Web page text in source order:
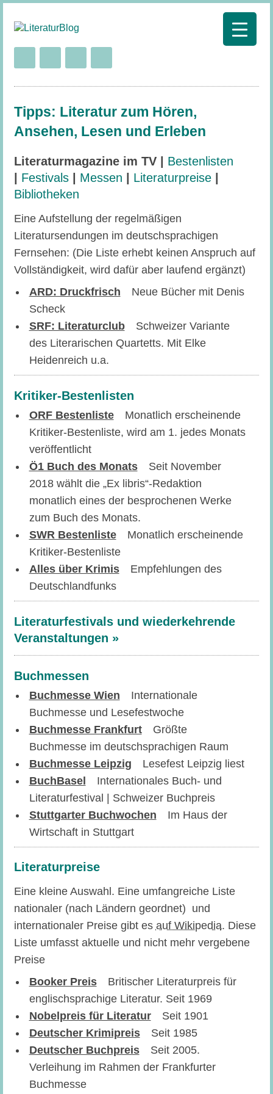
Tipps: Literatur zum Hören,
Ansehen, Lesen und Erleben
Literaturmagazine im TV | Bestenlisten
Festivals| Messen Literaturpreise|
Bibliotheken
Eine Aufstellung der regelmäßigen
Literatursendungen im deutschsprachigen
Fernsehen: (Die Liste erhebt keinen Anspruch auf
Vollständigkeit, wird dafür aber laufend ergänzt)
ARD: Druckfrisch
Neue Bücher mit Denis
Scheck
SRF: Literaturclub
Schweizer Variante
des Literarischen Quartetts. Mit Elke
Heidenreich u.a.
Kritiker-Bestenlisten
ORF Bestenliste
Monatlich erscheinende
Kritiker-Bestenliste, wird am 1. jedes Monats
veröffentlicht
Ö1 Buch des Monats
Seit November
2018 wählt die „Ex libris“-Redaktion
monatlich eines der besprochenen Werke
zum Buch des Monats.
SWR Bestenliste
Monatlich erscheinende
Kritiker-Bestenliste
Alles über Krimis
Empfehlungen des
Deutschlandfunks
Literaturfestivals und wiederkehrende
Veranstaltungen »
Buchmessen
Buchmesse Wien
Internationale
Buchmesse und Lesefestwoche
Buchmesse Frankfurt
Größte
Buchmesse im deutschsprachigen Raum
Buchmesse Leipzig
Lesefest Leipzig liest
BuchBasel
Internationales Buch- und
Literaturfestival | Schweizer Buchpreis
Stuttgarter Buchwochen
Im Haus der
Wirtschaft in Stuttgart
Literaturpreise
Eine kleine Auswahl. Eine umfangreiche Liste
nationaler (nach Ländern geordnet) und
internationaler Preise gibt es auf Wikipedia. Diese
Liste umfasst aktuelle und nicht mehr vergebene
Preise
Booker Preis
Britischer Literaturpreis für
englischsprachige Literatur. Seit 1969
Nobelpreis für Literatur
Seit 1901
Deutscher Krimipreis
Seit 1985
Deutscher Buchpreis
Seit 2005.
Verleihung im Rahmen der Frankfurter
Buchmesse